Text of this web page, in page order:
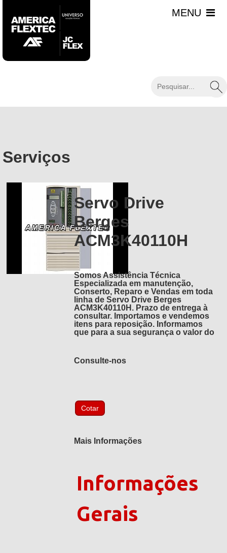
Serviços
Servo Drive
Berges
ACM3K40110H
Somos Assistência Técnica
Especializada em manutenção,
Conserto, Reparo e Vendas em toda
linha de Servo Drive Berges
ACM3K40110H. Prazo de entrega à
consultar. Importamos e vendemos
itens para reposição. Informamos
que para a sua segurança o valor do
Consulte-nos
Mais Informações
Informações
Gerais